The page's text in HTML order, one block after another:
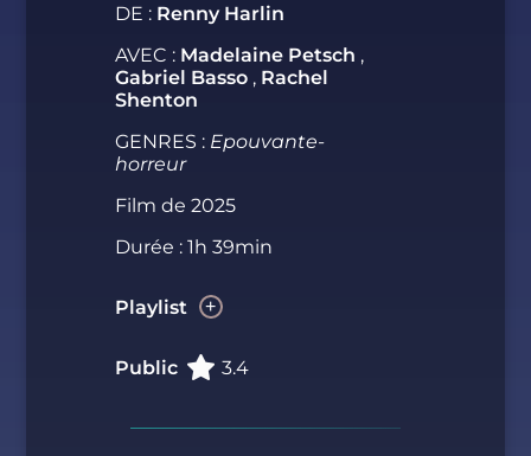
DE : Renny Harlin
AVEC : Madelaine Petsch ,
Gabriel Basso , Rachel
Shenton
GENRES : Epouvante-
horreur
Film de 2025
Durée : 1h 39min
Playlist
Public 3.4